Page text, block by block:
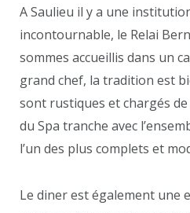
A Saulieu il y a une
incontournable, le Relai
sommes accueillis dans un
grand chef, la tradition est
sont rustiques et chargés
du Spa tranche avec
l’un des plus complets et
Le diner est également une